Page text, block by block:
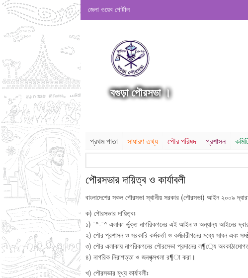
জেলা ওয়েব পোর্টাল
বগুড়া পৌরসভা ।
প্রথম পাতা সাধারণ তথ্য পৌর পরিষদ প্রশাসন
পৌরসভার দায়িত্ব ও কার্যাবলী
বাংলাদেশের সকল পৌরসভা স্থানীয় সরকার (পৌরসভা) আইন ২০০৯
ক) পৌরসভার দায়িত্বঃ
১) ¯^-¯^ এলাকা র্ভুক্ত নাগরিকগনের এই আইন ও অন্যান্য আইনের
২) পৌর প্রশাসন ও সরকারি কর্মকর্তা ও কর্মচারীগনের মধ্যে সাধন এবং
৩) পৌর এলাকায় নাগরিকগনের পৌরসেভা প্রদানের ল¶্যে
৪) নাগরিক নিরাপত্তা ও জনশৃক্সখলা র¶া করা।
খ) পৌরসভার মূখ্য কার্যাবলীঃ